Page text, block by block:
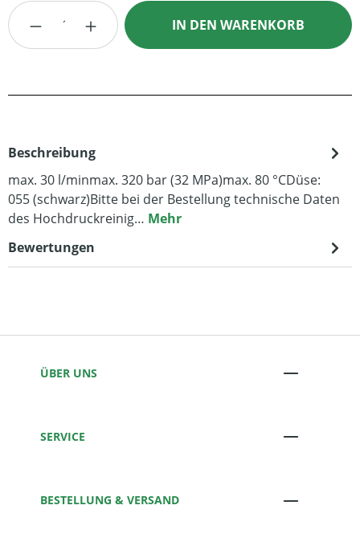
Produkt Anzahl: Gib den gewünschten
IN DEN WARENKORB
Beschreibung
max. 30 l/minmax. 320 bar (32 MPa)max. 80 °CDüse:
055 (schwarz)Bitte bei der Bestellung technische Daten
des Hochdruckreinig… Mehr
Bewertungen
ÜBER UNS
SERVICE
BESTELLUNG & VERSAND